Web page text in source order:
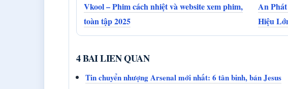
Vkool – Phim cách nhiệt và website xem phim,
toàn tập 2025
An
Hiệu
4 BAI LIEN QUAN
Tin chuyển nhượng Arsenal mới nhất: 6 tân binh, bán Jesus